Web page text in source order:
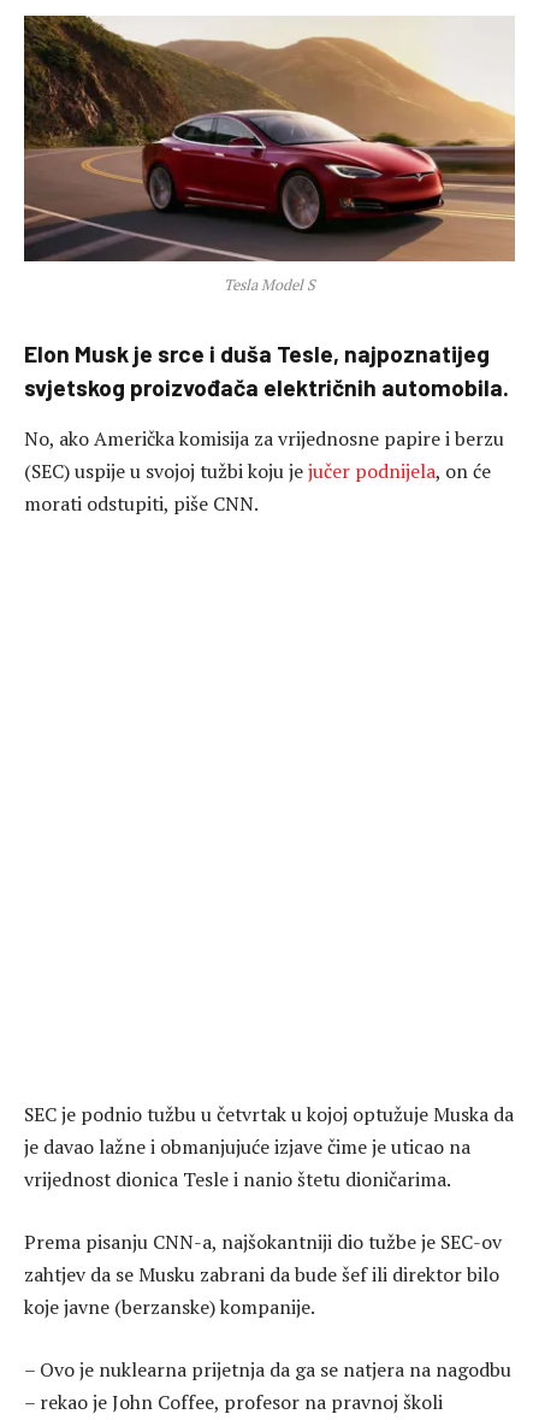
Tesla Model S
Elon Musk je srce i duša Tesle, najpoznatijeg
svjetskog proizvođača električnih automobila.
No, ako Američka komisija za vrijednosne papire i berzu
(SEC) uspije u svojoj tužbi koju jejučer podnijela, on će
morati odstupiti, piše CNN.
SEC je podnio tužbu u četvrtak u kojoj optužuje Muska da
je davao lažne i obmanjujuće izjave čime je uticao na
vrijednost dionica Tesle i nanio štetu dioničarima.
Prema pisanju CNN-a, najšokantniji dio tužbe je SEC-ov
zahtjev da se Musku zabrani da bude šef ili direktor bilo
koje javne (berzanske) kompanije.
– Ovo je nuklearna prijetnja da ga se natjera na nagodbu
– rekao je John Coffee, profesor na pravnoj školi